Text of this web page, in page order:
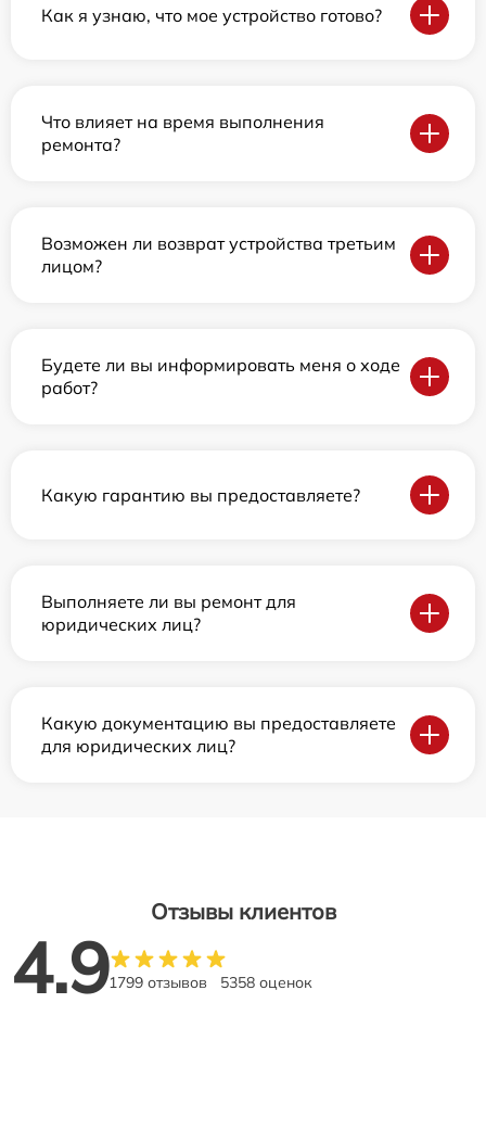
Как я узнаю, что мое устройство готово?
Что влияет на время выполнения
ремонта?
Возможен ли возврат устройства третьим
лицом?
Будете ли вы информировать меня о ходе
работ?
Какую гарантию вы предоставляете?
Выполняете ли вы ремонт для
юридических лиц?
Какую документацию вы предоставляете
для юридических лиц?
Отзывы клиентов
4.91799 отзывов 5358 оценок